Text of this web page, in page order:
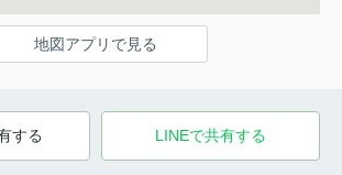
地図アプリで見る
する LINEで共有する